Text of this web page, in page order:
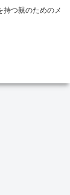
持つ親のためのメ